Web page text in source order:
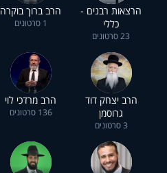
הרצאות רבנים -
כללי
23 סרטונים
הרב ברוך בוקרה
1 סרטונים
הרב יצחק דוד
גרוסמן
3 סרטונים
הרב מרדכי לוי
136 סרטונים